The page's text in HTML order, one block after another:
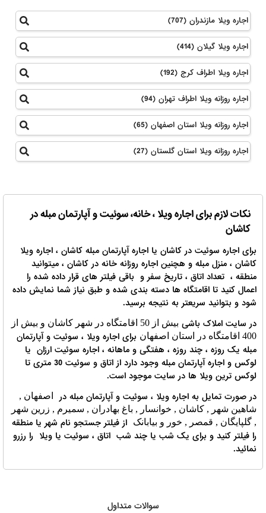
اجاره ویلا مازندران (707)
اجاره ویلا گیلان (414)
اجاره ویلا اطراف کرج (192)
اجاره روزانه ویلا اطراف تهران (94)
اجاره روزانه ویلا استان اصفهان (65)
اجاره روزانه ویلا استان گلستان (27)
نکات لازم برای اجاره ویلا ، خانه، سوئیت و آپارتمان مبله در
کاشان
برای اجاره سوئیت در کاشان یا اجاره آپارتمان مبله کاشان ، اجاره ویلا
کاشان ، منزل مبله و هچنین اجاره روزانه خانه در کاشان ، میتوانید
منطقه ، تعداد اتاق ، تاریخ سفر و باقی فیلتر های قرار داده شده را
اعمال کنید تا اقامتگاه ها دسته بندی شده و طبق نیاز شما نمایش داده
شود و بتوانید سریعتر به نتیجه برسید.
در سایت املاک باشی
بیش از 50 اقامتگاه در شهر کاشان و بیش از
400 اقامتگاه در استان اصفهان
برای اجاره ویلا ، سوئیت و آپارتمان
مبله یک روزه ، چند روزه ، هفتگی و ماهانه ، اجاره سوئیت ارزان یا
لوکس و اجاره آپارتمان مبله وجود دارد از اتاق و سوئیت 30 متری تا
لوکس ترین ویلا ها در سایت موجود است.
در صورت تمایل به اجاره ویلا ، سوئیت و آپارتمان مبله در
اصفهان ,
شاهین شهر , کاشان , خوانسار , باغ بهادران , سمیرم , زرین شهر
, گلپایگان , قمصر , خور و بیابانک
از فیلتر جستجو نام شهر یا منطقه
را فیلتر کنید و برای یک شب یا چند شب اتاق ، سوئیت یا ویلا را رزرو
نمائید.
سوالات متداول